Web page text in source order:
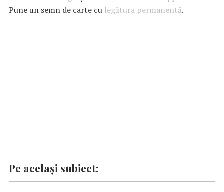
b s te e l n y
Pune un semn de carte cu legătura permanentă.
Pe același subiect: